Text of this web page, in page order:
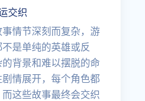
交织
事情节深刻而复杂，游
是单纯的英雄或反
背景和难以摆脱的命
情展开，每个角色都
这些故事最终会交织